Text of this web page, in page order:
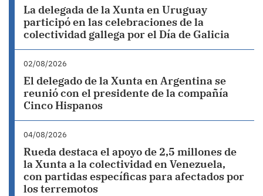
La delegada de la Xunta en Uruguay
participó en las celebraciones de la
colectividad gallega por el Día de Galicia
02/08/2026
El delegado de la Xunta en Argentina se
reunió con el presidente de la compañía
Cinco Hispanos
04/08/2026
Rueda destaca el apoyo de 2,5 millones de
la Xunta a la colectividad en Venezuela,
con partidas específicas para afectados por
los terremotos